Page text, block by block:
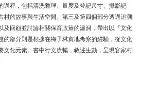
過程，包括清洗整理、量度及登記尺寸、攝影記
村的故事與生活空間。第三及第四個部分透過追溯
及回顧並討論相關保育政策的漏洞，帶出以「文化
的部分則是根據在梅子林實地考察的經驗，從文化
文化元素。書中行文流暢，敘述生動，呈現客家村